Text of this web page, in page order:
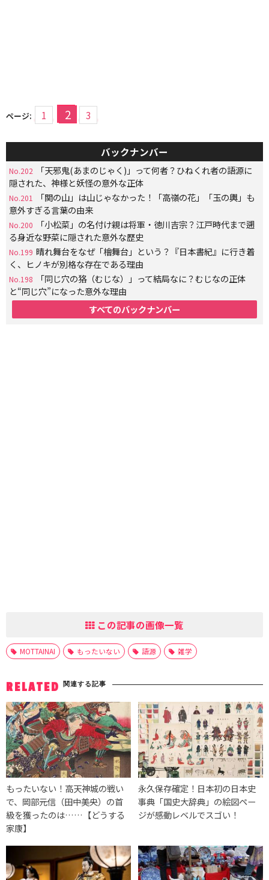
ページ: 1 2 3
バックナンバー
No.202
「天邪鬼(あまのじゃく)」って何者？ひねくれ者の語源に
隠された、神様と妖怪の意外な正体
No.201
「関の山」は山じゃなかった！「高嶺の花」「玉の輿」も
意外すぎる言葉の由来
No.200
「小松菜」の名付け親は将軍・徳川吉宗？江戸時代まで遡
る身近な野菜に隠された意外な歴史
No.199 晴れ舞台をなぜ「檜舞台」という？『日本書紀』に行き着
く、ヒノキが別格な存在である理由
No.198
「同じ穴の狢（むじな）」って結局なに？むじなの正体
と“同じ穴”になった意外な理由
すべてのバックナンバー
この記事の画像一覧
MOTTAINAI もったいない 語源 雑学
RELATED 関連する記事
もったいない！高天神城の戦い
で、岡部元信（田中美央）の首
級を獲ったのは……【どうする
家康】
永久保存確定！日本初の日本史
事典「国史大辞典」の絵図ペー
ジが感動レベルでスゴい！